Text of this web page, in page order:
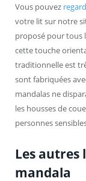
Vous pouvez
votre lit sur notre
proposé pour tous
cette touche
traditionnelle est
sont fabriquées
mandalas ne
les housses de
personnes
Les autres
mandala